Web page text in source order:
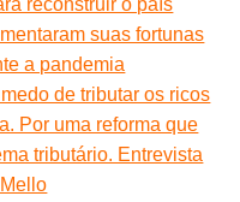
suas fortunas
a pandemia
de tributar os ricos
Por uma reforma que
tributário. Entrevista